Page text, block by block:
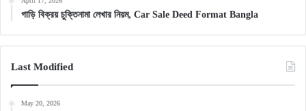
গাড়ি বিক্রয় চুক্তিনামা লেখার নিয়ম, Car Sale Deed Format Bangla
Last Modified
May 20, 2026